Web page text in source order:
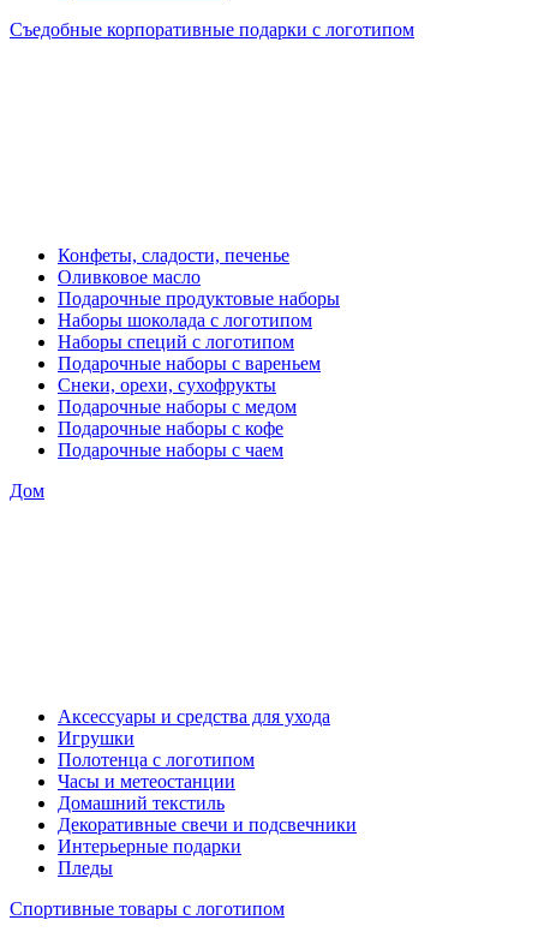
Съедобные корпоративные подарки с логотипом
Конфеты, сладости, печенье
Оливковое масло
Подарочные продуктовые наборы
Наборы шоколада с логотипом
Наборы специй с логотипом
Подарочные наборы с вареньем
Снеки, орехи, сухофрукты
Подарочные наборы с медом
Подарочные наборы с кофе
Подарочные наборы с чаем
Дом
Аксессуары и средства для ухода
Игрушки
Полотенца с логотипом
Часы и метеостанции
Домашний текстиль
Декоративные свечи и подсвечники
Интерьерные подарки
Пледы
Спортивные товары с логотипом